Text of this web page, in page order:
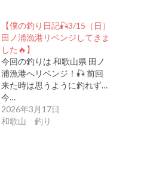
【僕の釣り日記🎣3/15（日）
田ノ浦漁港リベンジしてきま
した🔥】
今回の釣りは 和歌山県 田ノ
浦漁港へリベンジ！🎣 前回
来た時は思うように釣れず…
今…
2026年3月17日
和歌山 釣り